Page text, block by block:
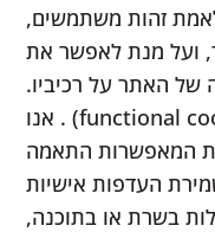
לאמת זהות משתמשים,
ועל מנת לאפשר את
של האתר על רכיביו.
עוגיות פונקציונליות (functional cookies) . אנו
המאפשרות התאמה
העדפות אישיות
בשרת או בתוכנה,